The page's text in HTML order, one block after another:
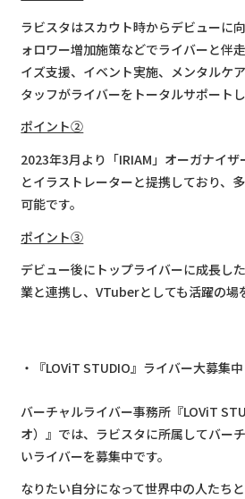
ラビスタはスカウト時からデビューに
ォロワー増加施策などでライバーと伴
イズ支援、イベント実施、メンタルケ
タッフがライバーをトータルサポートし
ポイント②
2023年3月より「IRIAM」オーガナイ
とイラストレーターと提携しており、
可能です。
ポイント③
デビュー後にトップライバーに成長し
業と連携し、VTuberとしても活躍の場
『LOViT STUDIO』ライバー大募集中
バーチャルライバー事務所『LOViT
オ）』では、ラビスタに所属してバー
いライバーを募集中です。
なりたい自分になって世界中の人たちと